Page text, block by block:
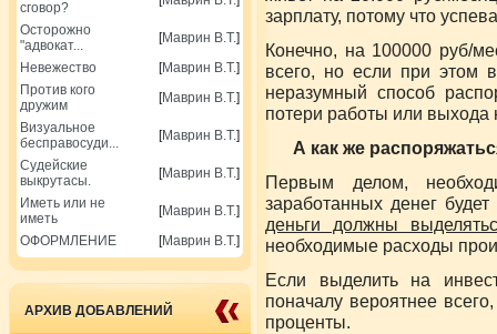
сговор?
Осторожно
"адвокат...
[Маврин В.Т.]
Невежество
[Маврин В.Т.]
Против кого
дружим
[Маврин В.Т.]
Визуальное
бесправосуди...
[Маврин В.Т.]
Судейские
выкрутасы.
[Маврин В.Т.]
Иметь или не
иметь
[Маврин В.Т.]
ОФОРМЛЕНИЕ
[Маврин В.Т.]
АРХИВ ДОБАВЛЕНИЙ
зарплату, потому что
Конечно, на 100000 руб/
всего, но если при этом
неразумный способ
потери работы или выхода
А как же
Первым делом,
заработанных денег
деньги должны
необходимые расходы
Если выделить на
поначалу вероятнее
проценты.